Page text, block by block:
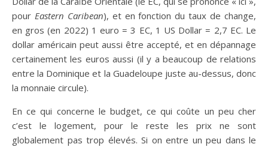
pour Eastern Caribean), et en fonction du taux de change,
en gros (en 2022) 1 euro = 3 EC, 1 US Dollar = 2,7 EC. Le
dollar américain peut aussi être accepté, et en dépannage
certainement les euros aussi (il y a beaucoup de relations
entre la Dominique et la Guadeloupe juste au-dessus, donc
la monnaie circule).
En ce qui concerne le budget, ce qui coûte un peu cher
c’est le logement, pour le reste les prix ne sont
globalement pas trop élevés. Si on entre un peu dans le